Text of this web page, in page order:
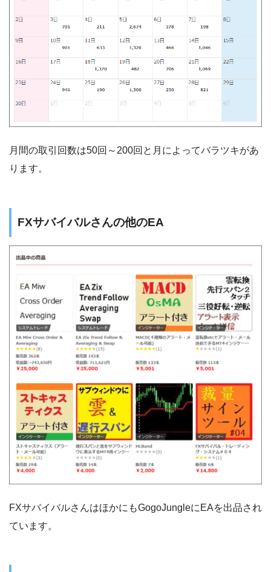
月間の取引回数は50回～200回と月によってバラツキがあ
ります。
FXサバイバルさんの他のEA
FXサバイバルさんはほかにもGogoJungleにEAを出品され
ています。